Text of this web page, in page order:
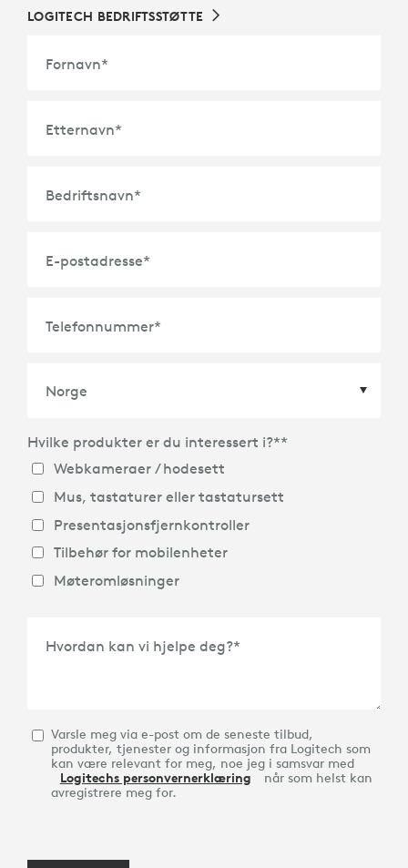
LOGITECH BEDRIFTSSTØTTE
Fornavn*
Etternavn*
Bedriftsnavn*
E-postadresse*
Telefonnummer*
Land*
Hvilke produkter er du interessert i?**
Webkameraer / hodesett
Mus, tastaturer eller tastatursett
Presentasjonsfjernkontroller
Tilbehør for mobilenheter
Møteromløsninger
Hvordan kan vi hjelpe deg?*
Varsle meg via e-post om de seneste tilbud,
produkter, tjenester og informasjon fra Logitech som
kan være relevant for meg, noe jeg i samsvar med
Logitechs personvernerklæring
når som helst kan
avregistrere meg for.